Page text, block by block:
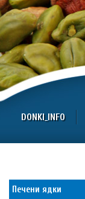
DONKI_INFO
Печени ядки